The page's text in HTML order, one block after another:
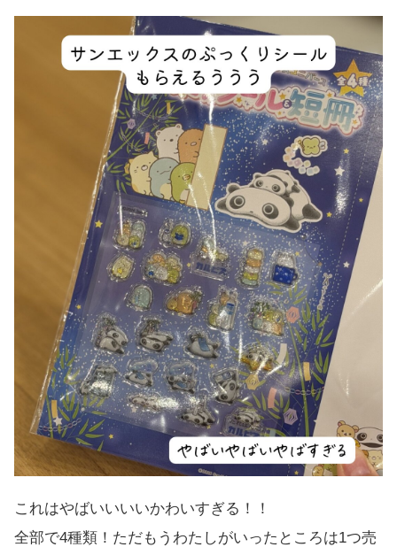
これはやばいいいいかわいすぎる！！
全部で4種類！ただもうわたしがいったところは1つ売